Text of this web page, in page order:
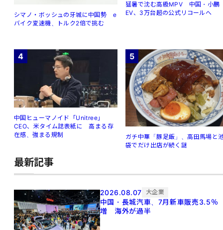
シマノ・ボッシュの牙城に中国勢 e
バイク変速機、トルク2倍で挑む
猛暑で沈む高級MPV 中国・小鵬
EV、3万台超の公式リコールへ
4
中国ヒューマノイド「Unitree」
CEO、米タイム誌表紙に 高まる存
在感、強まる規制
5
ガチ中華「豚足飯」、高田馬場と
袋でだけ出店が続く謎
最新記事
2026.08.07 大企業
中国・長城汽車、7月新車販売3.5％
増 海外が過半